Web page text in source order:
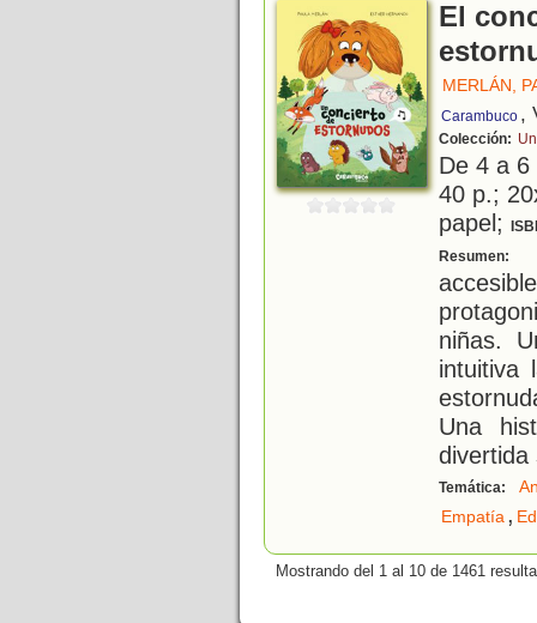
El
MERLÁN,
Carambuco ,
Colección:
De 4 a
40 p.;
papel;
Resumen:
niñas.
intuitiva
Una
divertida
Temática:
Empatía,
Mostrando del 1 al 10 de 1461